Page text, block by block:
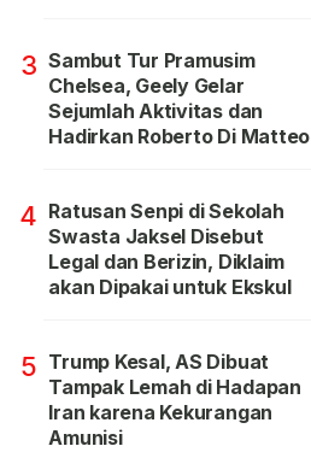
3 Sambut Tur Pramusim
Chelsea, Geely Gelar
Sejumlah Aktivitas dan
Hadirkan Roberto Di Matteo
4 Ratusan Senpi di Sekolah
Swasta Jaksel Disebut
Legal dan Berizin, Diklaim
akan Dipakai untuk Ekskul
5 Trump Kesal, AS Dibuat
Tampak Lemah di Hadapan
Iran karena Kekurangan
Amunisi